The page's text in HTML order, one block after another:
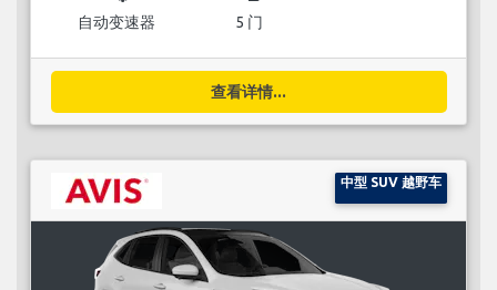
自动变速器 5 门
查看详情...
中型 SUV 越野车